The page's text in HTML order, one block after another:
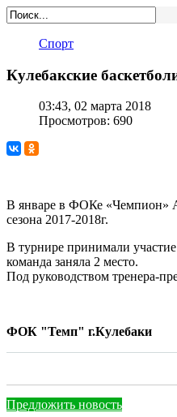
Спорт
Кулебакские
03:43, 02 марта 2018
Просмотров: 690
В январе в ФОКе «Чемпион»
сезона 2017-2018г.
В турнире принимали
команда заняла 2 место.
Под руководством тренера-
ФОК "Темп" г.Кулебаки
Предложить новость